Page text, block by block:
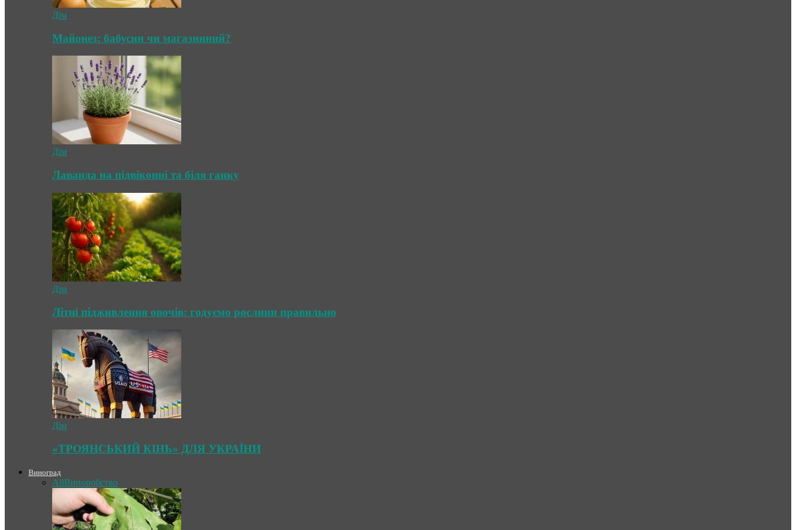
Дім
Майонез: бабусин чи магазинний?
Дім
Лаванда на підвіконні та біля ганку
Дім
Літні підживлення овочів: годуємо рослини правильно
Дім
«ТРОЯНСЬКИЙ КІНЬ» ДЛЯ УКРАЇНИ
Виноград
AllВиноробство